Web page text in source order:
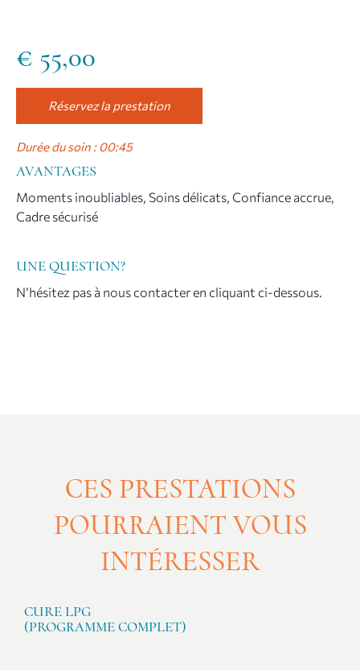
€ 55,00
Réservez la prestation
Durée du soin : 00:45
AVANTAGES
Moments inoubliables, Soins délicats, Confiance accrue,
Cadre sécurisé
UNE QUESTION?
N’hésitez pas à nous contacter en cliquant ci-dessous.
CES PRESTATIONS
POURRAIENT VOUS
INTÉRESSER
CURE LPG
(PROGRAMME COMPLET)